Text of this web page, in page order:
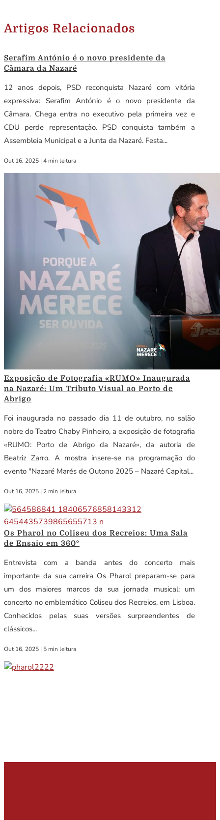
Artigos Relacionados
Serafim António é o novo presidente da
Câmara da Nazaré
12 anos depois, PSD reconquista Nazaré com vitória
expressiva: Serafim António é o novo presidente da
Câmara. Chega entra no executivo pela primeira vez e
CDU perde representação. PSD conquista também a
Assembleia Municipal e a Junta da Nazaré. Festa...
Out 16, 2025 | 4 min leitura
Exposição de Fotografia «RUMO» Inaugurada
na Nazaré: Um Tributo Visual ao Porto de
Abrigo
Foi inaugurada no passado dia 11 de outubro, no salão
nobre do Teatro Chaby Pinheiro, a exposição de fotografia
«RUMO: Porto de Abrigo da Nazaré», da autoria de
Beatriz Zarro. A mostra insere-se na programação do
evento "Nazaré Marés de Outono 2025 – Nazaré Capital...
Out 16, 2025 | 2 min leitura
Os Pharol no Coliseu dos Recreios: Uma Sala
de Ensaio em 360º
Entrevista com a banda antes do concerto mais
importante da sua carreira Os Pharol preparam-se para
um dos maiores marcos da sua jornada musical: um
concerto no emblemático Coliseu dos Recreios, em Lisboa.
Conhecidos pelas suas versões surpreendentes de
clássicos...
Out 16, 2025 | 5 min leitura